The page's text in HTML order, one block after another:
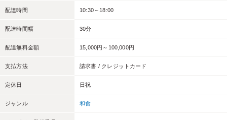
配達時間 10:30～18:00
配達時間幅 30分
配達無料金額 15,000円～100,000円
支払方法 請求書 / クレジットカード
定休日 日祝
ジャンル 和食